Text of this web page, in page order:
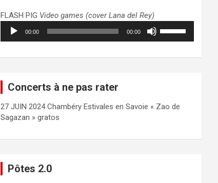
volume.
pour
augmenter
ou
FLASH PIG Video games (cover Lana del Rey)
Lecteur
audio
00:00 00:00
haut/bas
le
Concerts à ne pas rater
27 JUIN 2024 Chambéry Estivales en Savoie « Zao de
Sagazan » gratos
Pôtes 2.0